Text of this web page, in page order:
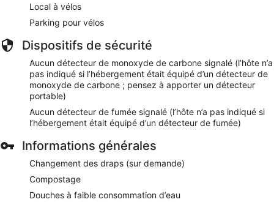
Local à vélos
Parking pour vélos
Dispositifs de sécurité
Aucun détecteur de monoxyde de carbone signalé (l’hôte n’a
pas indiqué si l’hébergement était équipé d’un détecteur de
monoxyde de carbone ; pensez à apporter un détecteur
portable)
Aucun détecteur de fumée signalé (l’hôte n’a pas indiqué si
l’hébergement était équipé d’un détecteur de fumée)
Informations générales
Changement des draps (sur demande)
Compostage
Douches à faible consommation d’eau